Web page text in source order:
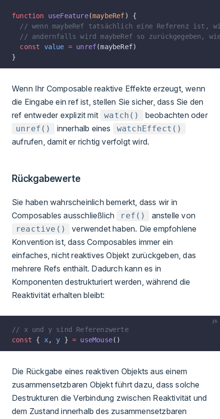
function useFeature(maybeRef) {
// wenn maybeRef tatsächlich eine Referenz ist,
// andernfalls wird maybeRef so zurückgegeben,
  const
value = unref(maybeRef)
}
Wenn Ihr Composable reaktive Effekte erzeugt, wenn
die Eingabe ein ref ist, stellen Sie sicher, dass Sie den
ref entweder explizit mit
watch() beobachten oder
unref() innerhalb eines watchEffect()
aufrufen, damit er richtig verfolgt wird.
Rückgabewerte
Sie haben wahrscheinlich bemerkt, dass wir in
Composables ausschließlich
ref() anstelle von
reactive()
verwendet haben. Die empfohlene
Konvention ist, dass Composables immer ein
einfaches, nicht reaktives Objekt zurückgeben, das
mehrere Refs enthält. Dadurch kann es in
Komponenten destrukturiert werden, während die
Reaktivität erhalten bleibt:
js
// x und y sind Referenzwerte
const { x, y } = useMouse()
Die Rückgabe eines reaktiven Objekts aus einem
zusammensetzbaren Objekt führt dazu, dass solche
Destrukturen die Verbindung zwischen Reaktivität und
dem Zustand innerhalb des zusammensetzbaren